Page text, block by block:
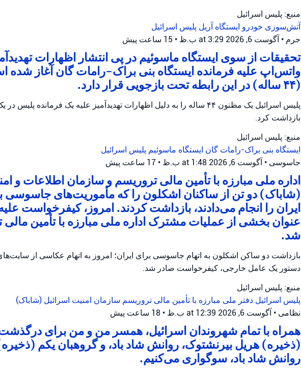
منبع: پلیس اسرائیل
آتش‌سوزی خودرو ایستگاه آریل پلیس اسرائیل
جرم • آگوست 6, 2026 at 3:29 ب.ظ • 15 ساعت پیش
تحقیقات از سوی ایستگاه ماسوئیم در پی انتشار اظهارات
واتس‌اپ علیه فرمانده ایستگاه بنی براک-رامات گان آغاز
(۴۴ ساله) در این رابطه تحت بازجویی قرار دارد.
پلیس اسرائیل یک مظنون ۴۴ ساله را به دلیل اظهارات تهدیدآمیز علیه یک فرمانده
بازداشت کرد.
منبع: پلیس اسرائیل
ایستگاه بنی براک-رامات گان ایستگاه ماسوئیم پلیس اسرائیل
جاسوسی • آگوست 6, 2026 at 1:48 ب.ظ • 17 ساعت پیش
اداره ملی مبارزه با تأمین مالی تروریسم و سازمان اطلاعات و
(شاباک) دو تن از ساکنان اشکلون را که مأموریت‌های جاسوسی
ایران را انجام می‌دادند، بازداشت کردند. امروز، کیفرخواست
عنوان بخشی از عملیات مشترک اداره ملی مبارزه با تأمین مالی
شد.
بازداشت دو ساکن اشکلون به اتهام جاسوسی برای ایران؛ امروز به اتهام عکاسی از
دستور یک عامل خارجی، کیفرخواست صادر شد.
منبع: پلیس اسرائیل
پلیس اسرائیل دفتر ملی مبارزه با تأمین مالی تروریسم سازمان امنیت اسرائیل (شاباک)
نظامی • آگوست 6, 2026 at 12:39 ب.ظ • 18 ساعت پیش
همراه با تمام شهروندان اسرائیل، همسر من و من برای
(ذخیره) هریل بیرنشتوک، روانش شاد باد، و گروهبان یکم (ذخیره)
روانش شاد باد، سوگواری می‌کنیم.